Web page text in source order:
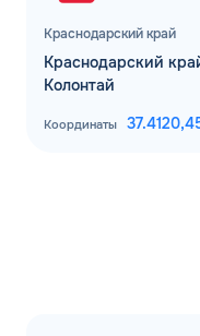
Краснодарский край
Краснодарский
Колонтай
Координаты 37.4120,